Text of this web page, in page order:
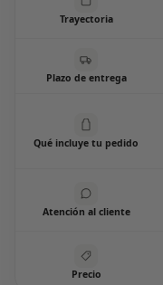
Trayectoria
Plazo de entrega
Qué incluye tu pedido
Atención al cliente
Precio